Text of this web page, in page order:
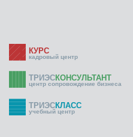
КУРС
кадровый центр
ТРИЭСКОНСУЛЬТАНТ
центр сопровождение бизнеса
ТРИЭСКЛАСС
учебный центр